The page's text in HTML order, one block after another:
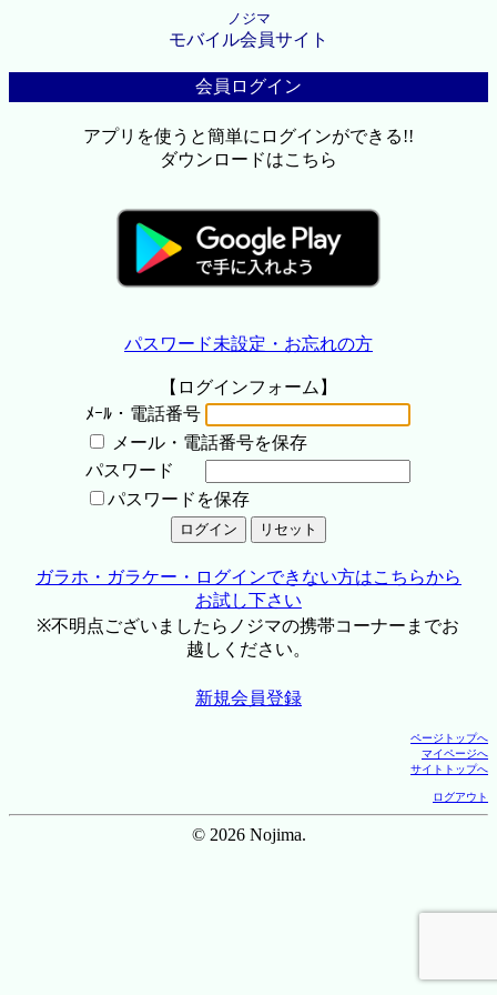
ノジマ
モバイル会員サイト
会員ログイン
アプリを使うと簡単にログインができる!!
ダウンロードはこちら
パスワード未設定・お忘れの方
【ログインフォーム】
ﾒｰﾙ・電話番号
メール・電話番号を保存
パスワード
パスワードを保存
ガラホ・ガラケー・ログインできない方はこちらから
お試し下さい
※不明点ございましたらノジマの携帯コーナーまでお
越しください。
新規会員登録
ページトップへ
マイページへ
サイトトップへ
ログアウト
© 2026 Nojima.